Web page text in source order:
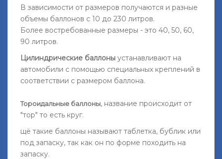
В зависимости от размеров получаются и разные
объемы баллонов с 10 до 230 литров.
Более востребованные размеры - это 40, 50, 60,
90 литров.
Цилиндрические баллоны устанавливают на
автомобили с помощью специальных креплений в
соответствии с размером баллона.
Тороидальные баллоны, название происходит от
"тор" то есть круг.
щё такие баллоны называют таблетка, бублик или
под запаску, так как он по форме походить на
запаску.